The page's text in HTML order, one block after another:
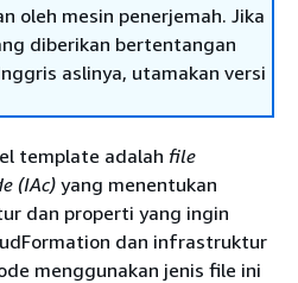
oleh mesin penerjemah. Jika
diberikan bertentangan
aslinya, utamakan versi
template adalah file
(IAc) yang menentukan
dan properti yang ingin
dan infrastruktur
menggunakan jenis file ini